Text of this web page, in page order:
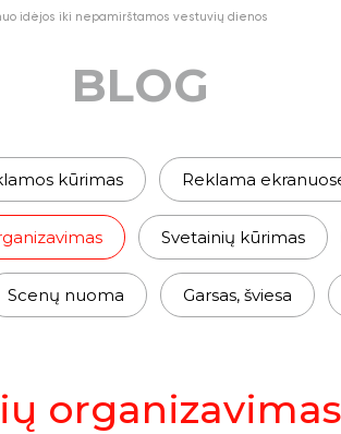
idėjos iki nepamirštamos vestuvių dienos
BLOG
kūrimas Reklama
Svetainių kūrimas
Scenų nuoma Garsas, šviesa
organizavimas